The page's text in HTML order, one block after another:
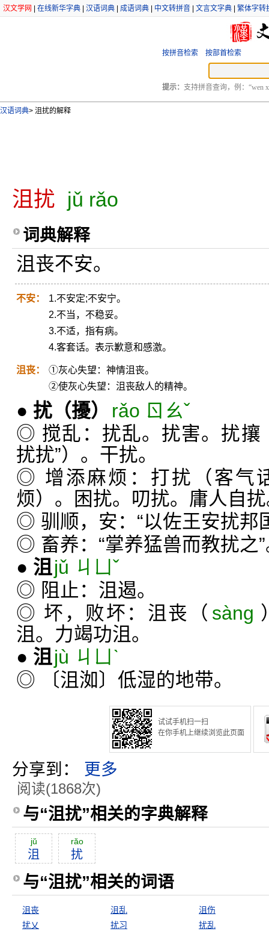
汉文学网 在线新华字典 汉语词典 成语词典 中文转拼音 文言文字典 繁体字转
按拼音检索 按部首检索
提示： 支持拼音查询，例：“wen
汉语词典> 沮扰的解释
沮扰 jǔ rǎo
词典解释
沮丧不安。
不安：
1.不安定;不安宁。
2.不当，不稳妥。
3.不适，指有病。
4.客套话。表示歉意和感激。
沮丧：
①灰心失望：神情沮丧。
②使灰心失望：沮丧敌人的精神。
● 扰 （擾）
rǎo ㄖㄠˇ
◎ 搅乱：扰乱。扰害。扰攘
扰扰”）。干扰。
◎ 增添麻烦：打扰（客气
烦）。困扰。叨扰。庸人自
◎ 驯顺，安：“以佐王安扰邦
◎ 畜养：“掌养猛兽而教扰之
● 沮jǔ ㄐㄩˇ
◎ 阻止：沮遏。
◎ 坏，败坏：沮丧（ sàng
沮。力竭功沮。
● 沮jù ㄐㄩˋ
◎ 〔沮洳〕低湿的地带。
试试手机扫一扫
在你手机上继续浏览此页面
分享到： 更多
阅读(1868次)
与“沮扰”相关的字典解释
jŭ
沮
răo
扰
与“沮扰”相关的词语
沮丧 沮乱
沮伤
扰乂
扰习 扰乱